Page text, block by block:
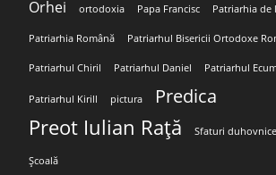
Orhei ortodoxia Papa Francisc Patriarhia de
Patriarhia Română Patriarhul Bisericii Ortodoxe
Patriarhul Chiril Patriarhul Daniel Patriarhul
Patriarhul Kirill pictura Predica
Preot Iulian Rață Sfaturi
Școală